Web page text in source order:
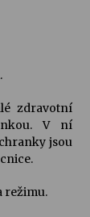
zdravotní
V ní
jsou
režimu.